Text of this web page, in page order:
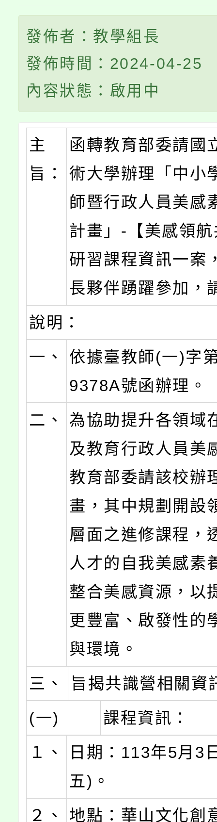
發佈者：教學組長
發佈時間：2024-04-25
內容狀態：啟用中
主
旨：
函轉教育部委請國
術大學辦理「中小
師暨行政人員美感
計畫」-【美感領
研習課程資訊一案
長夥伴踴躍參加，
說明：
一、
依據臺教師(一)字
9378A號函辦理。
二、
為協助提升各領域
及教育行政人員美
教育部委請該校辦
畫，其中規劃開設
層面之進修課程，
人才的自我美感素
整合美感資源，以
更豐富、啟發性的
與環境。
三、
旨揭共識營相關資
(一)
課程資訊：
１、
日期：113年5月3
五)。
２、
地點：華山文化創